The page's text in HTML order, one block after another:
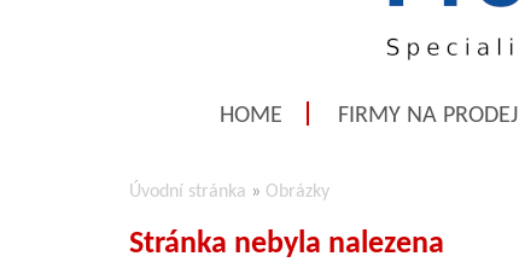
HOME FIRMY NA PRODEJ
Úvodní stránka » Obrázky
Stránka nebyla nalezena